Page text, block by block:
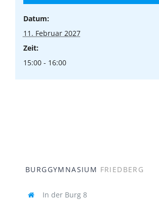
Datum:
11. Februar 2027
Zeit:
15:00 - 16:00
BURGGYMNASIUM FRIEDBERG
In der Burg 8